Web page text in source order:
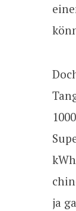
ja